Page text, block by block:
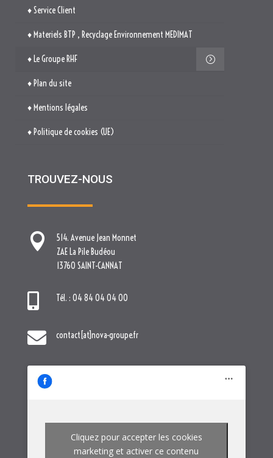
♦ Mentions légales
♦ Politique de cookies (UE)
TROUVEZ-NOUS
514. Avenue Jean Monnet

 contact[at]nova-groupe.fr
Cliquez pour accepter les cookies